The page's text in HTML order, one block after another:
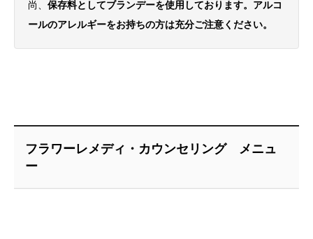
尚、 保存料としてブランデーを使用しております。アルコ
ールのアレルギーをお持ちの方は充分ご注意ください。
フラワーレメディ・カウンセリング メニュ
ー